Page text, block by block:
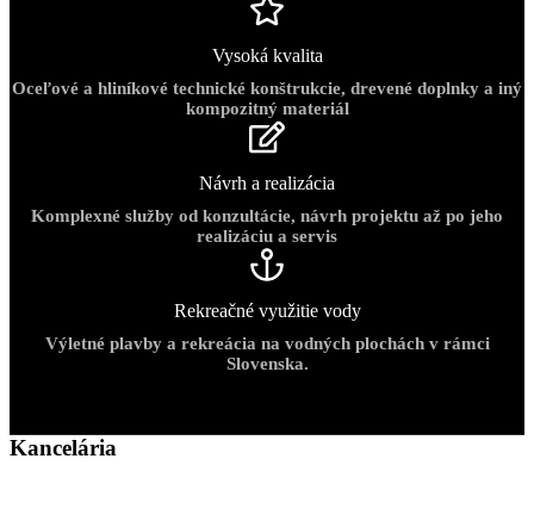
Vysoká kvalita
Oceľové a hliníkové technické konštrukcie, drevené doplnky a iný
kompozitný materiál
Návrh a realizácia
Komplexné služby od konzultácie, návrh projektu až po jeho
realizáciu a servis
Rekreačné využitie vody
Výletné plavby a rekreácia na vodných plochách v rámci
Slovenska.
Kancelária